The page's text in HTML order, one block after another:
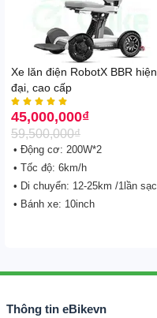
Xe lăn điện RobotX BBR hiện
đại, cao cấp
    
59,500,000₫
45,000,000₫
• Động cơ: 200W*2
• Tốc độ: 6km/h
• Di chuyển: 12-25km /1lần sạc
• Bánh xe: 10inch
Thông tin eBikevn